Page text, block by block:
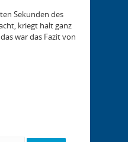
Sekunden des
kriegt halt ganz
war das Fazit von